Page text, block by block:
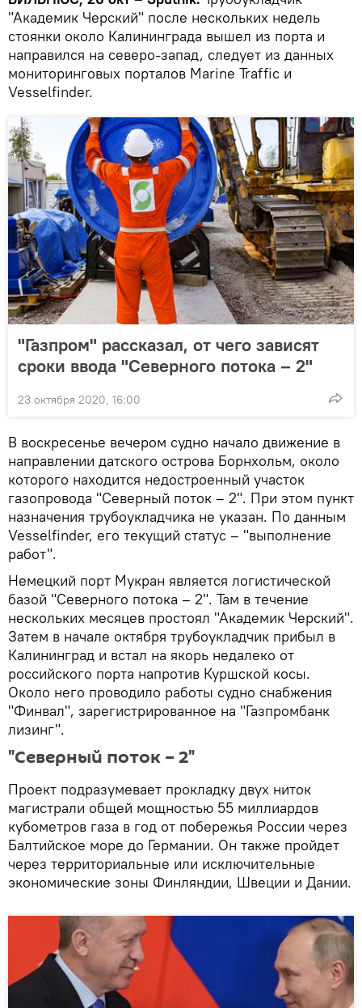
"Академик Черский" после нескольких недель
стоянки около Калининграда вышел из порта и
направился на северо-запад, следует из данных
мониторинговых порталов Marine Traffic и
Vesselfinder.
"Газпром" рассказал, от чего зависят
сроки ввода "Северного потока – 2"
23 октября 2020, 16:00
В воскресенье вечером судно начало движение в
направлении датского острова Борнхольм, около
которого находится недостроенный участок
газопровода "Северный поток – 2". При этом пункт
назначения трубоукладчика не указан. По данным
Vesselfinder, его текущий статус – "выполнение
работ".
Немецкий порт Мукран является логистической
базой "Северного потока – 2". Там в течение
нескольких месяцев простоял "Академик Черский".
Затем в начале октября трубоукладчик прибыл в
Калининград и встал на якорь недалеко от
российского порта напротив Куршской косы.
Около него проводило работы судно снабжения
"Финвал", зарегистрированное на "Газпромбанк
лизинг".
"Северный поток – 2"
Проект подразумевает прокладку двух ниток
магистрали общей мощностью 55 миллиардов
кубометров газа в год от побережья России через
Балтийское море до Германии. Он также пройдет
через территориальные или исключительные
экономические зоны Финляндии, Швеции и Дании.